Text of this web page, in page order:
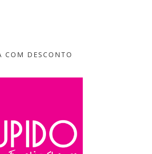
COM DESCONTO